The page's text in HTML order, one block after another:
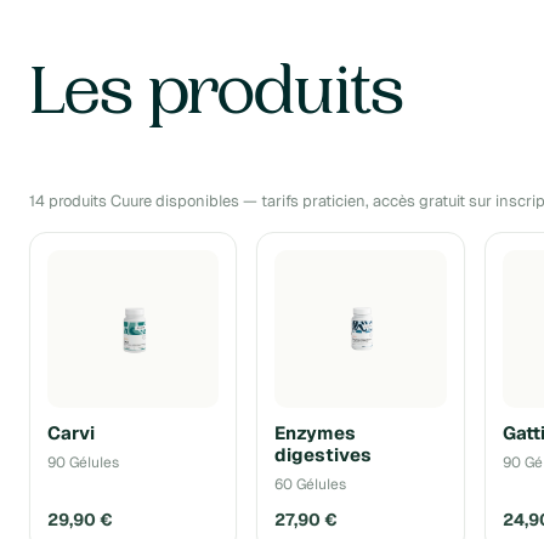
Les produits
14 produits Cuure disponibles — tarifs praticien, accès gratuit sur
Carvi
90 Gélules
29,90 €
Enzymes
digestives
60 Gélules
27,90 €
90